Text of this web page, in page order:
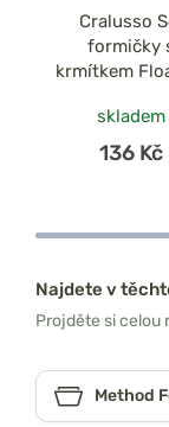
Cralusso
formičky
krmítkem
skladem
136 Kč
Najdete v
Projděte si celou
Method